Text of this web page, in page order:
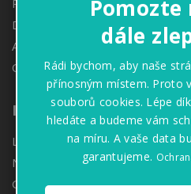
Proktologie
Denzitometrie
Angiologie
Oční ambulance
Informace
Lékárny
Naše hodnoty
GDPR
Pomozte
dále
Rádi bychom, aby naše
přínosným místem. Proto
souborů cookies. Lépe
hledáte a budeme vám
na míru. A vaše data
garantujeme.